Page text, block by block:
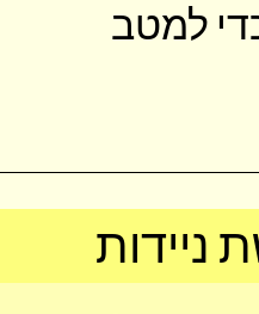
למטב
ניידות